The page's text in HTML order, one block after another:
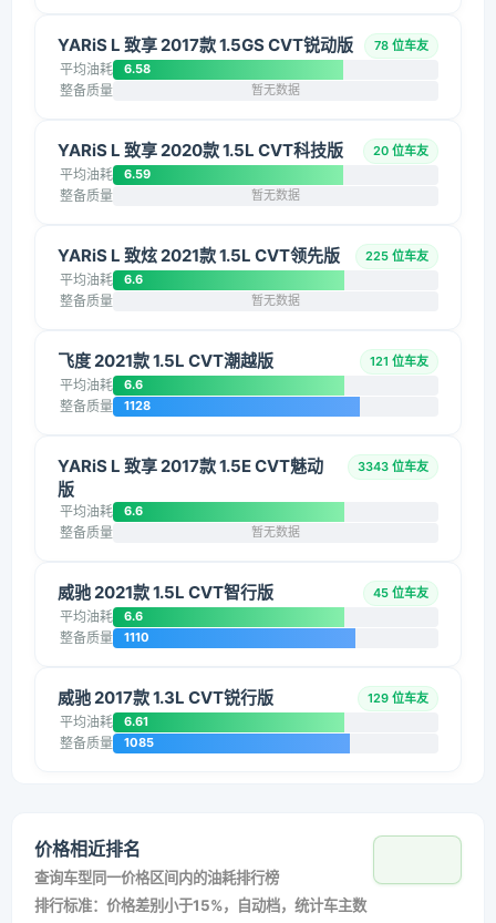
YARiS L 致享 2017款 1.5GS CVT锐动版 78 位车友
平均油耗 6.58
整备质量 暂无数据
YARiS L 致享 2020款 1.5L CVT科技版 20 位车友
平均油耗 6.59
整备质量 暂无数据
YARiS L 致炫 2021款 1.5L CVT领先版 225 位车友
平均油耗 6.6
整备质量 暂无数据
飞度 2021款 1.5L CVT潮越版 121 位车友
平均油耗 6.6
整备质量 1128
YARiS L 致享 2017款 1.5E CVT魅动
版
3343 位车友
平均油耗 6.6
整备质量 暂无数据
威驰 2021款 1.5L CVT智行版 45 位车友
平均油耗 6.6
整备质量 1110
威驰 2017款 1.3L CVT锐行版 129 位车友
平均油耗 6.61
整备质量 1085
价格相近排名
查询车型同一价格区间内的油耗排行榜
排行标准：价格差别小于15%，自动档，统计车主数